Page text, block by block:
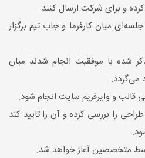
و برای شرکت ارسال کنند.
میان کارفرما و جاب تیم برگزار
شده با موفقیت انجام شدند میان
می‌گردد.
قالب و وایرفریم سایت انجام شود.
را بررسی کرده و آن را تایید کند
متخصصین آغاز خواهد شد.